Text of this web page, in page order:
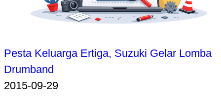
Pesta Keluarga Ertiga, Suzuki Gelar Lomba
Drumband
2015-09-29